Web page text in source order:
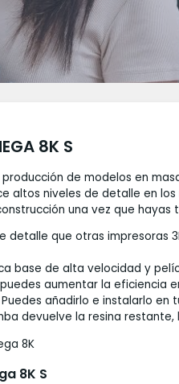
8K S
de modelos en
niveles de detalle en los
una vez que hayas
detalle que otras impresoras
base de alta velocidad y
aumentar la eficiencia
añadirlo e instalarlo en
devuelve la resina
8K S